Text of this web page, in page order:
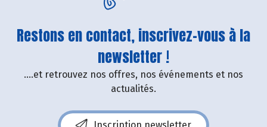
Restons en contact, inscrivez-vous à la
newsletter !
....et retrouvez nos offres, nos événements et nos
actualités.